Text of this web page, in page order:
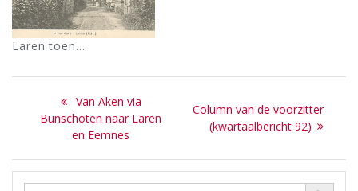
Laren toen…
Bericht
navigatie
Previous
post:
Van Aken via
Bunschoten naar Laren
en Eemnes
Next
post:
Column van de voorzitter
(kwartaalbericht 92)
Zoek Zoekknop